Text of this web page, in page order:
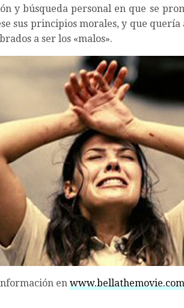
y búsqueda personal en que se
sus principios morales, y que
a ser los «malos».
en